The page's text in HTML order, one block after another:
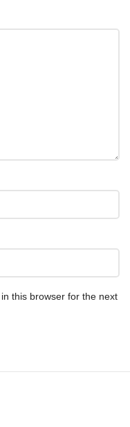
this browser for the next